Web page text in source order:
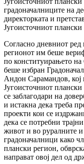
градоначалниците на
директорката и
Југоисточниот плански
Согласно дневниот
регионот им беше
по конституирањето на
беше избран
Андон Сарамандов, кој
Југоисточниот
се заблагодари на
и истакна дека треба
проекти кои се
дека се потребни
живот и во руралните
градоначалници како
плански регион,
направат овој дел од